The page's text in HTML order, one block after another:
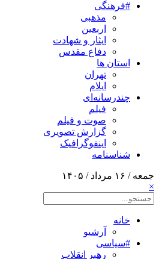
#فرهنگی
مذهبی
اربعین
ایثار و شهادت
دفاع مقدس
استان ها
تهران
ایلام
چندرسانه‌ای
فیلم
صوت و فیلم
گزارش تصویری
اینفوگرافیک
شناسنامه
جمعه / ۱۶ مرداد / ۱۴۰۵
×
خانه
آرشیو
#سیاسی
رهبر انقلاب